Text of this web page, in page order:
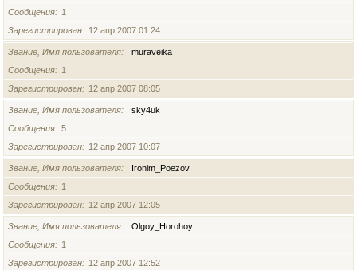
Сообщения
1
Зарегистрирован
12 апр 2007 01:24
Звание, Имя пользователя
muraveika
Сообщения
1
Зарегистрирован
12 апр 2007 08:05
Звание, Имя пользователя
sky4uk
Сообщения
5
Зарегистрирован
12 апр 2007 10:07
Звание, Имя пользователя
Ironim_Poezov
Сообщения
1
Зарегистрирован
12 апр 2007 12:05
Звание, Имя пользователя
Olgoy_Horohoy
Сообщения
1
Зарегистрирован
12 апр 2007 12:52